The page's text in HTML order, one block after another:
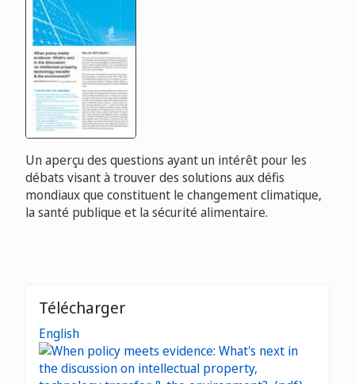
Un aperçu des questions ayant un intérêt pour les
débats visant à trouver des solutions aux défis
mondiaux que constituent le changement climatique,
la santé publique et la sécurité alimentaire.
Télécharger
English